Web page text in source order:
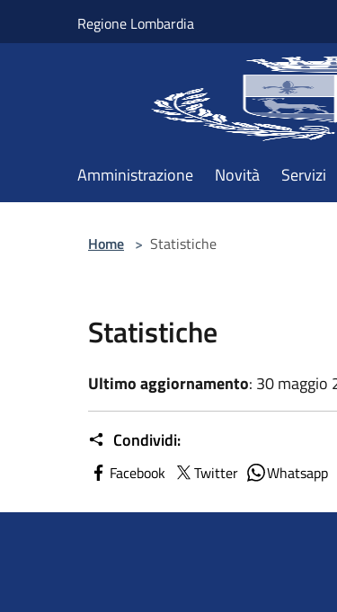
Regione Lombardia
Amministrazione Novità Servizi
Home > Statistiche
Statistiche
Ultimo aggiornamento: 30 maggio
Condividi:
Facebook Twitter Whatsapp